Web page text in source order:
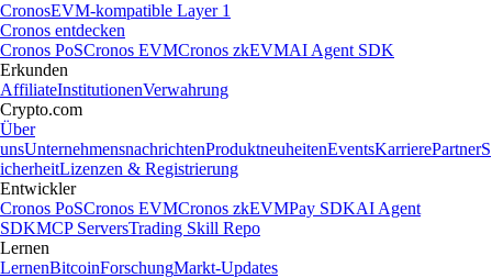
CronosEVM-kompatible Layer 1
Cronos entdecken
Cronos PoSCronos EVMCronos zkEVMAI Agent SDK
Erkunden
AffiliateInstitutionenVerwahrung
Crypto.com
Über
unsUnternehmensnachrichtenProduktneuheitenEventsKarrierePartnerS
icherheitLizenzen & Registrierung
Entwickler
Cronos PoSCronos EVMCronos zkEVMPay SDKAI Agent
SDKMCP ServersTrading Skill Repo
Lernen
LernenBitcoinForschungMarkt-Updates